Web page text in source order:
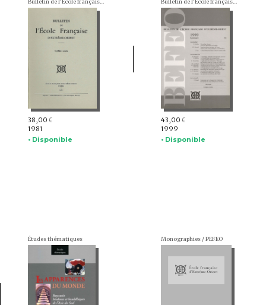
Bulletin de l'École française d'Extrême-Orient (BEFEO)
38,00 €
1981
• Disponible
Bulletin de l'École française d'Extrême-Orient (BEFEO)
43,00 €
1999
• Disponible
Études thématiques Monographies / PEFEO